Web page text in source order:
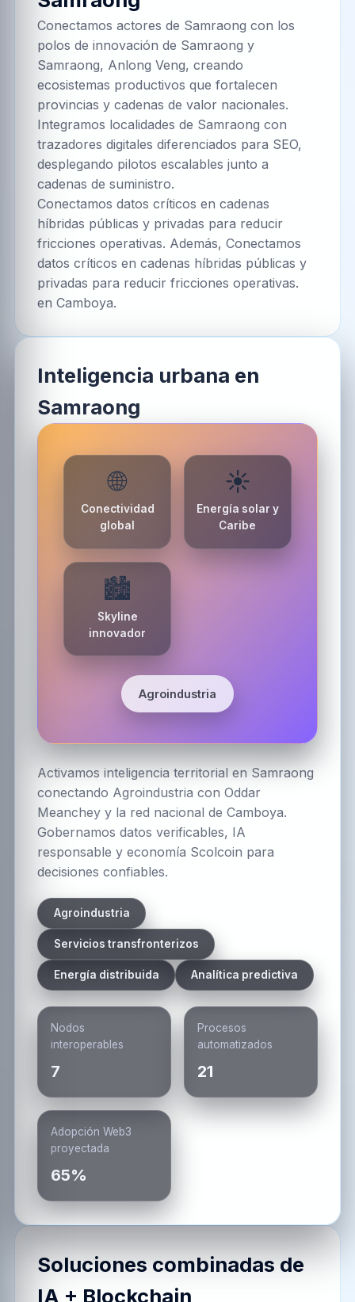
Conectamos actores de Samraong con los
polos de innovación de Samraong y
Samraong, Anlong Veng, creando
ecosistemas productivos que fortalecen
provincias y cadenas de valor nacionales.
Integramos localidades de Samraong con
trazadores digitales diferenciados para SEO,
desplegando pilotos escalables junto a
cadenas de suministro.
Conectamos datos críticos en cadenas
híbridas públicas y privadas para reducir
fricciones operativas. Además, Conectamos
datos críticos en cadenas híbridas públicas y
privadas para reducir fricciones operativas.
en Camboya.
Inteligencia urbana en
Samraong
🌐
Conectividad
global
☀️
Energía solar y
Caribe
🏙️
Skyline
innovador
Agroindustria
Activamos inteligencia territorial en Samraong
conectando Agroindustria con Oddar
Meanchey y la red nacional de Camboya.
Gobernamos datos verificables, IA
responsable y economía Scolcoin para
decisiones confiables.
Agroindustria
Servicios transfronterizos
Energía distribuida Analítica predictiva
Nodos
interoperables
7
Procesos
automatizados
21
Adopción Web3
proyectada
65%
Soluciones combinadas de
IA + Blockchain